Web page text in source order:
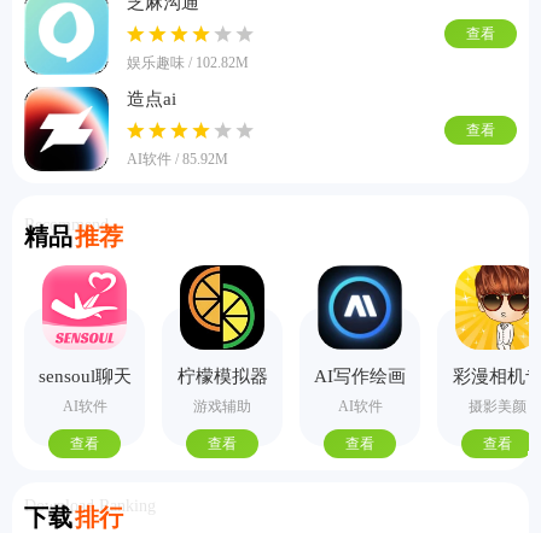
娱乐趣味 / 102.82M
查看
造点ai
AI软件 / 85.92M
查看
精品推荐
Recommend
sensoul聊天
AI软件
查看
柠檬模拟器
手机版
游戏辅助
查看
AI写作绘画
视频PPT助
手
AI软件
查看
彩漫相机
业版
摄影美颜
查看
下载排行
Download Ranking